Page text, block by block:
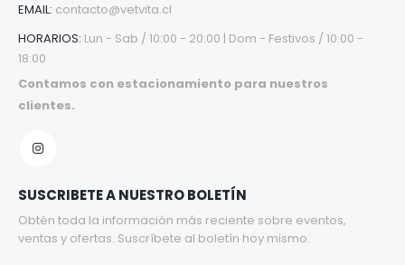
EMAIL: contacto@vetvita.cl
HORARIOS: Lun - Sab / 10:00 - 20:00 | Dom - Festivos / 10:00 -
18:00
Contamos con estacionamiento para nuestros
clientes.
SUSCRIBETE A NUESTRO BOLETÍN
Obtén toda la información más reciente sobre eventos,
ventas y ofertas. Suscríbete al boletín hoy mismo.